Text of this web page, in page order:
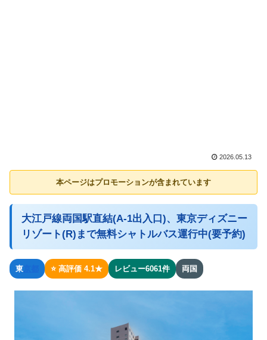
2026.05.13
本ページはプロモーションが含まれています
大江戸線両国駅直結(A-1出入口)、東京ディズニー
リゾート(R)まで無料シャトルバス運行中(要予約)
東 ⭐ 高評価 4.1★ レビュー6061件 両国